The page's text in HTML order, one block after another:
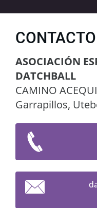
CONTACTO
ASOCIACIÓN
DATCHBALL
CAMINO
Garrapillos,